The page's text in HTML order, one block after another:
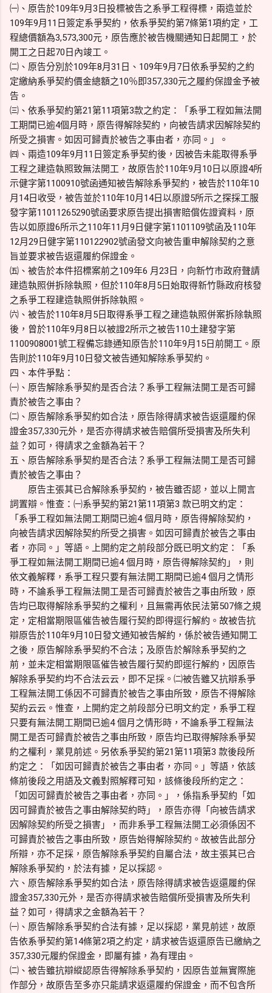
㈠、原告於109年9月3日投標被告之系爭工程得標，兩造並於
109年9月11日簽定系爭契約，依系爭契約第7條第1項約定，工
程總價額為3,573,300元，原告應於被告機關通知日起開工，於
開工之日起70日內竣工。
㈡、原告分別於109年8月31日、109年9月7日依系爭契約之約
定繳納系爭契約價金總額之10％即357,330元之履約保證金予被
告。
㈢、依系爭契約第21第11項第3款之約定：「系爭工程如無法開
工期間已逾4個月時，原告得解除契約，向被告請求因解除契約
所受之損害。如因可歸責於被告之事由者，亦同。」。
㈣、兩造109年9月11日簽定系爭契約後，因被告未能取得系爭
工程之建造執照致無法開工，故原告於110年9月10日以原證4所
示健字第1100910號函通知被告解除系爭契約，被告於110年10
月14日收受，被告並於110年10月14日以原證5所示之探採工服
發字第11011265290號函要求原告提出損害賠償佐證資料，原
告以如原證6所示之110年11月9日健字第1101109號函及110年
12月29日健字第110122902號函發文向被告重申解除契約之意
旨並要求被告返還履約保證金。
㈤、被告於本件招標案前之109年6 月23日，向新竹市政府聲請
建造執照併拆除執照，但於110年8月5日始取得新竹縣政府核發
之系爭工程建造執照併拆除執照。
㈥、被告於110年8月5日取得系爭工程之建造執照併案拆除執照
後，曾於110年9月8日以被證2所示之被告110土建發字第
1100908001號工程備忘錄通知原告於110年9月15日前開工。原
告則於110年9月10日發文被告通知解除系爭契約。
四、本件爭點：
㈠、原告解除系爭契約是否合法？系爭工程無法開工是否可歸
責於被告之事由？
㈡、原告解除系爭契約如合法，原告除得請求被告返還履約保
證金357,330元外，是否亦得請求被告賠償所受損害及所失利
益？如可，得請求之金額為若干？
五、原告解除系爭契約是否合法？系爭工程無法開工是否可歸
責於被告之事由？
原告主張其已合解除系爭契約，被告雖否認，並以上開言
詞置辯。惟查：㈠系爭契約第21第11項第3 款已明文約定：
「系爭工程如無法開工期間已逾4 個月時，原告得解除契約，
向被告請求因解除契約所受之損害。如因可歸責於被告之事由
者，亦同。」等語。上開約定之前段部分既已明文約定：「系
爭工程如無法開工期間已逾4 個月時，原告得解除契約」，則
依文義解釋，系爭工程只要有無法開工期間已逾4 個月之情形
時，不論系爭工程無法開工是否可歸責於被告之事由所致，原
告均已取得解除系爭契約之權利，且無需再依民法第507條之規
定，定相當期限區催告被告履行契約即得逕行解約。故被告抗
辯原告於110年9月10日發文通知被告解約，係於被告通知開工
之後，原告解除系爭契約不合法；及原告於解除系爭契約之
前，並未定相當期限區催告被告履行契約即逕行解約，因原告
解除系爭契約均不合法云云，即不足採。㈡被告雖又抗辯系爭
工程無法開工係因不可歸責於被告之事由所致，原告不得解除
契約云云。惟查，上開約定之前段部分已明文約定，系爭工程
只要有無法開工期間已逾4 個月之情形時，不論系爭工程無法
開工是否可歸責於被告之事由所致，原告均已取得解除系爭契
約之權利，業見前述。另依系爭契約第21第11項第3 款後段所
約定之：「如因可歸責於被告之事由者，亦同。」等語，依該
條前後段之用語及文義對照解釋可知，該條後段所約定之：
「如因可歸責於被告之事由者，亦同。」，係指系爭契約「如
因可歸責於被告之事由解除契約時」，原告亦得「向被告請求
因解除契約所受之損害」，而非系爭工程無法開工必須係因不
可歸責於被告之事由所致，原告始得解除契約。故被告此部分
所辯，亦不足採，原告解除系爭契約自屬合法，故主張其已合
解除系爭契約，於法有據，足以採認。
六、原告解除系爭契約如合法，原告除得請求被告返還履約保
證金357,330元外，是否亦得請求被告賠償所受損害及所失利
益？如可，得請求之金額為若干？
㈠、原告解除系爭契約合法有據，足以採認，業見前述，故原
告依系爭契約第14條第2項之約定，請求被告返還原告已繳納之
357,330元履約保證金，即屬有據，為有理由。
㈡、被告雖抗辯縱認原告得解除系爭契約，因原告並無實際施
作部分，故原告至多亦只能請求返還履約保證金，而不包含所